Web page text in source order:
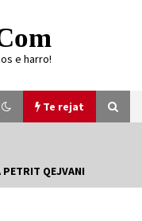
e harro!
Te rejat
PETRIT QEJVANI